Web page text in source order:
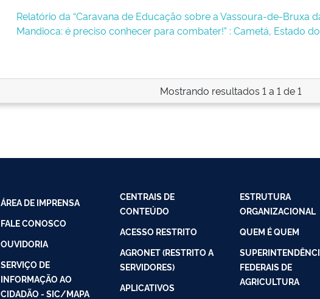
Relatório da “Caravana de Educação sobre a Vassoura-de-Bruxa
Mandioca: é preciso conhecer para combater!” : Cametá, Estado
Mostrando resultados 1 a 1 de 1
ÁREA DE IMPRENSA
FALE CONOSCO
OUVIDORIA
SERVIÇO DE
INFORMAÇÃO AO
CIDADÃO - SIC/MAPA
CENTRAIS DE
CONTEÚDO
ACESSO RESTRITO
AGRONET (RESTRITO A
SERVIDORES)
APLICATIVOS
ESTRUTURA
ORGANIZACIONAL
QUEM É QUEM
FEDERAIS DE
AGRICULTURA